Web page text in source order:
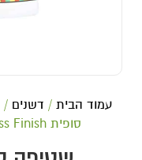
עמוד הבית / דשנים /
סופית Advanced Nutrients Flawless Finish